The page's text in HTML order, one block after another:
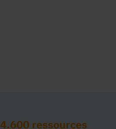
4.600 ressources